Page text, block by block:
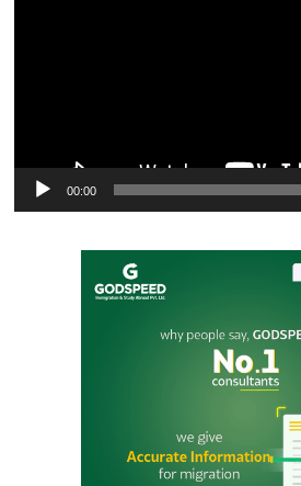
00:00